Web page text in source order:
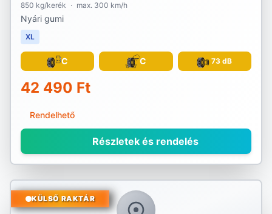
850 kg/kerék · max. 300 km/h
Nyári gumi
XL
C C 73 dB
42 490 Ft
Rendelhető
Részletek és rendelés
KÜLSŐ RAKTÁR